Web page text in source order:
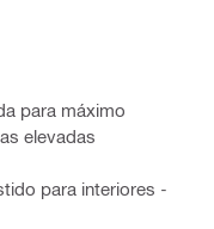
para máximo
elevadas
para interiores -